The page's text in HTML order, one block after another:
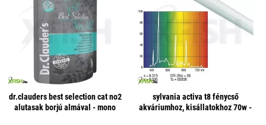
dr.clauders best selection cat no2
alutasak borjú almával - mono
sylvania activa t8 fénycső
akváriumhoz, kisállatokhoz 70w -